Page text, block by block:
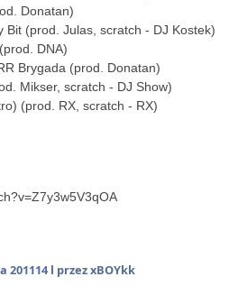
Donatan)
Bit (prod. Julas, scratch - DJ Kostek)
DNA)
Brygada (prod. Donatan)
Mikser, scratch - DJ Show)
(prod. RX, scratch - RX)
201114 l przez xBOYkk